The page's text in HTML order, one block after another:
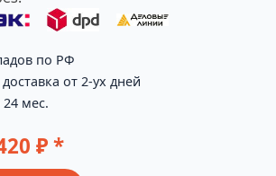
по РФ
от 2-ух дней
24 мес.
₽ *